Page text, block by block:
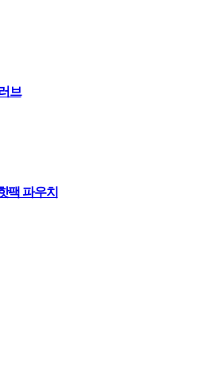
브
팩 파우치